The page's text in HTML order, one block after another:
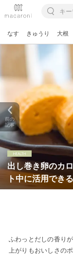
なす きゅうり 大根
出し巻き卵のカ
ト中に活用でき
前の
記事
ふわっとだしの香り
上がりもおいしさの